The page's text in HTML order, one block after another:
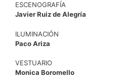
ESCENOGRAFÍA
Javier Ruiz de Alegría
ILUMINACIÓN
Paco Ariza
VESTUARIO
Monica Boromello